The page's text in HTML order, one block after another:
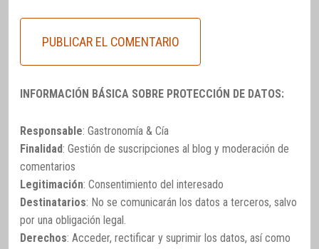
INFORMACIÓN BÁSICA SOBRE PROTECCIÓN DE DATOS:
Responsable: Gastronomía & Cía
Finalidad: Gestión de suscripciones al blog y moderación de
comentarios
Legitimación: Consentimiento del interesado
Destinatarios: No se comunicarán los datos a terceros, salvo
por una obligación legal.
Derechos: Acceder, rectificar y suprimir los datos, así como